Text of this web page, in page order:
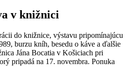
v knižnici
do knižnice, výstavu pripomínajúcu
burzu kníh, besedu o káve a ďalšie
Jána Bocatia v Košiciach pri
pripadá na 17. novembra. Ponuka